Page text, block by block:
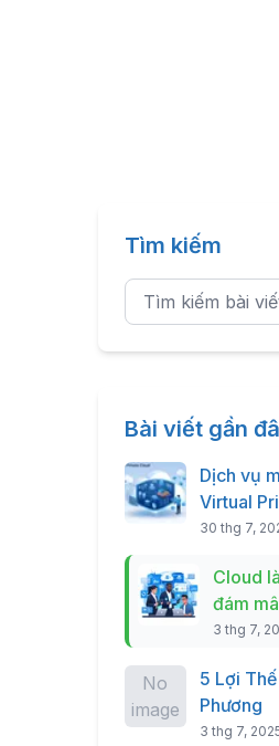
Tìm kiếm
Bài viết gần
Dịch vụ
Virtual
30 thg 7,
Cloud
đám
3 thg 7,
No
image
5 Lợi
Phương
3 thg 7,